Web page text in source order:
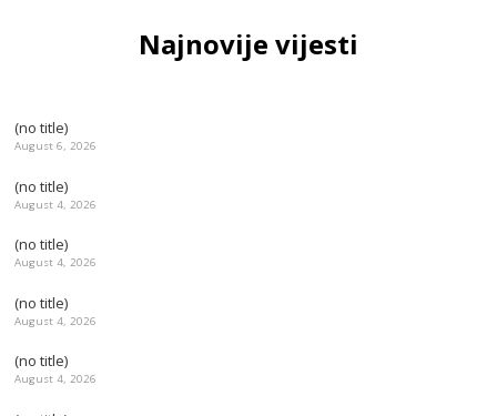
Najnovije vijesti
(no title)
August 6, 2026
(no title)
August 4, 2026
(no title)
August 4, 2026
(no title)
August 4, 2026
(no title)
August 4, 2026